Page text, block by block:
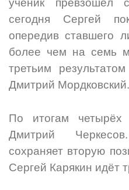
ученик превзошёл
сегодня Сергей
опередив ставшего
более чем на семь
третьим
Дмитрий Мордковский.
По итогам четырёх
Дмитрий
сохраняет вторую
Сергей Карякин идёт